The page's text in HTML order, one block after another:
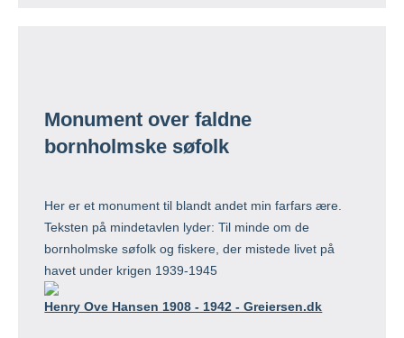
Monument over faldne
bornholmske søfolk
Her er et monument til blandt andet min farfars ære.
Teksten på mindetavlen lyder: Til minde om de
bornholmske søfolk og fiskere, der mistede livet på
havet under krigen 1939-1945
Henry Ove Hansen 1908 - 1942 - Greiersen.dk